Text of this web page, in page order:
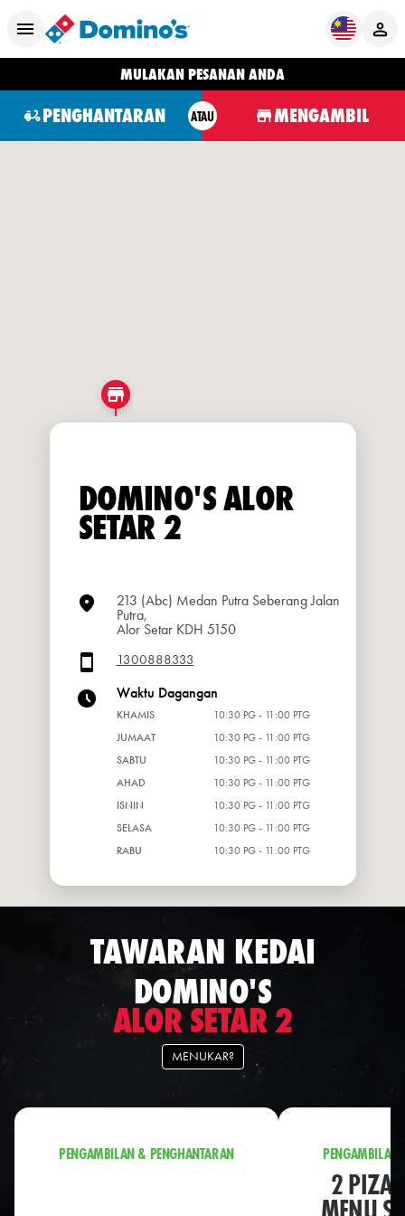
MULAKAN PESANAN ANDA
PENGHANTARAN ATAU MENGAMBIL
DOMINO'S ALOR
SETAR 2
213 (Abc) Medan Putra Seberang Jalan
Putra,
Alor Setar KDH 5150
1300888333
Waktu Dagangan
KHAMIS
10:30 PG - 11:00 PTG
JUMAAT
10:30 PG - 11:00 PTG
SABTU
10:30 PG - 11:00 PTG
AHAD
10:30 PG - 11:00 PTG
ISNIN
10:30 PG - 11:00 PTG
SELASA
10:30 PG - 11:00 PTG
RABU
10:30 PG - 11:00 PTG
TAWARAN KEDAI
DOMINO'S
ALOR SETAR 2
MENUKAR?
PENGAMBILAN & PENGHANTARAN PENGAMBILAN
2 PIZA